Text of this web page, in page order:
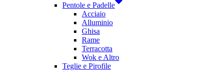
Pentole e Padelle
Acciaio
Alluminio
Ghisa
Rame
Terracotta
Wok e Altro
Teglie e Pirofile